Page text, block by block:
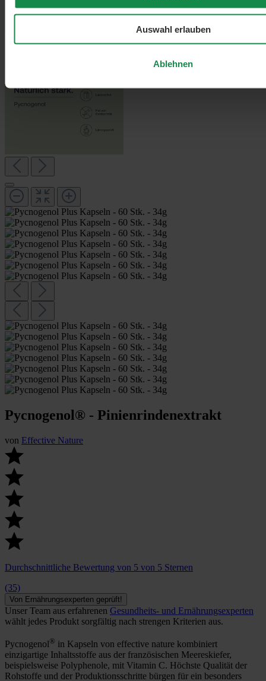
Auswahl erlauben
Ablehnen
Pycnogenol® - Pinienrindenextrakt
von Effective Nature
Durchschnittliche Bewertung von 5 von 5 Sternen
(35)
Von Ernährungsexperten geprüft!
Unser Team aus erfahrenen Gesundheits- und Ernährungsexperten
wählt jedes Produkt sorgfältig nach strengen Kriterien aus.
Pycnogenol® in Kapseln von effective nature kombiniert
einzigartige Inhaltsstoffe aus der französischen Meereskiefer,
beispielsweise Polyphenole, mit Vitamin C. Höchste Qualität der
Rohstoffe und der Produktionsschritte bürgen für ein besonders